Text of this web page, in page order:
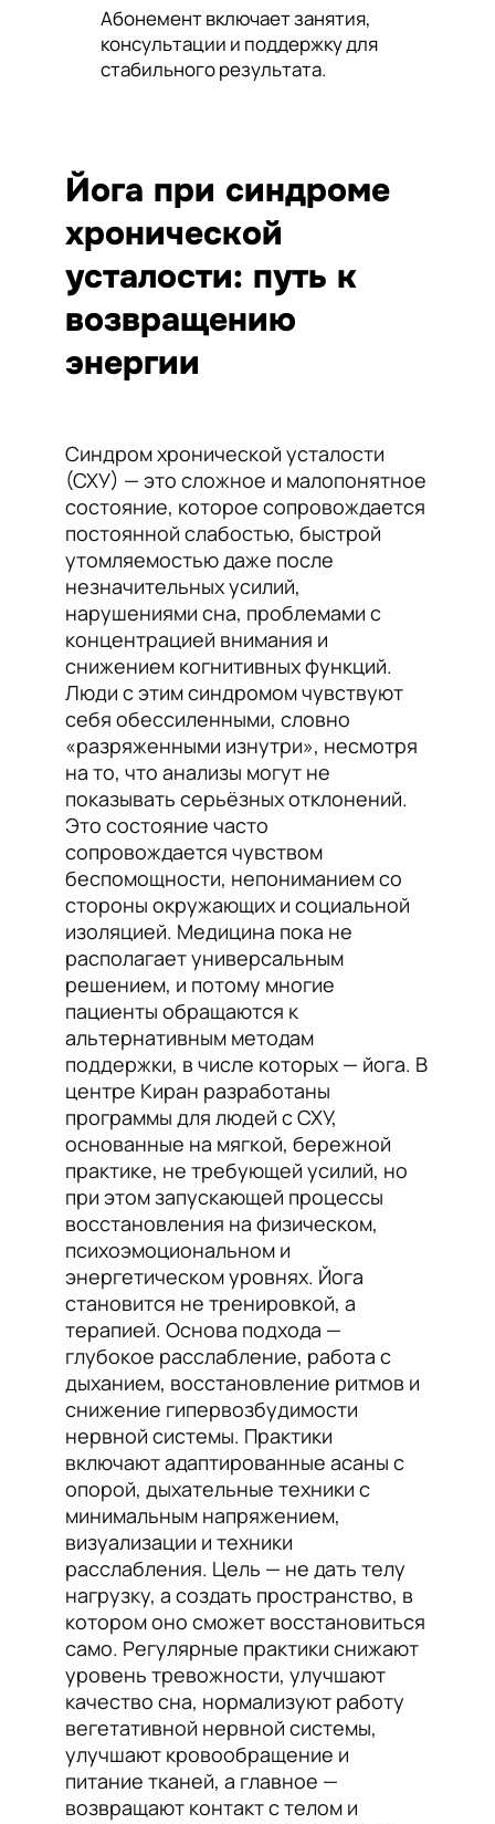
Абонемент включает занятия,
консультации и поддержку для
стабильного результата.
Йога при синдроме
хронической
усталости: путь к
возвращению
энергии
Синдром хронической усталости
(СХУ) — это сложное и малопонятное
состояние, которое сопровождается
постоянной слабостью, быстрой
утомляемостью даже после
незначительных усилий,
нарушениями сна, проблемами с
концентрацией внимания и
снижением когнитивных функций.
Люди с этим синдромом чувствуют
себя обессиленными, словно
«разряженными изнутри», несмотря
на то, что анализы могут не
показывать серьёзных отклонений.
Это состояние часто
сопровождается чувством
беспомощности, непониманием со
стороны окружающих и социальной
изоляцией. Медицина пока не
располагает универсальным
решением, и потому многие
пациенты обращаются к
альтернативным методам
поддержки, в числе которых — йога. В
центре Киран разработаны
программы для людей с СХУ,
основанные на мягкой, бережной
практике, не требующей усилий, но
при этом запускающей процессы
восстановления на физическом,
психоэмоциональном и
энергетическом уровнях. Йога
становится не тренировкой, а
терапией. Основа подхода —
глубокое расслабление, работа с
дыханием, восстановление ритмов и
снижение гипервозбудимости
нервной системы. Практики
включают адаптированные асаны с
опорой, дыхательные техники с
минимальным напряжением,
визуализации и техники
расслабления. Цель — не дать телу
нагрузку, а создать пространство, в
котором оно сможет восстановиться
само. Регулярные практики снижают
уровень тревожности, улучшают
качество сна, нормализуют работу
вегетативной нервной системы,
улучшают кровообращение и
питание тканей, а главное —
возвращают контакт с телом и